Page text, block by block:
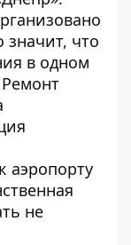
что
в одном
аэропорту
не